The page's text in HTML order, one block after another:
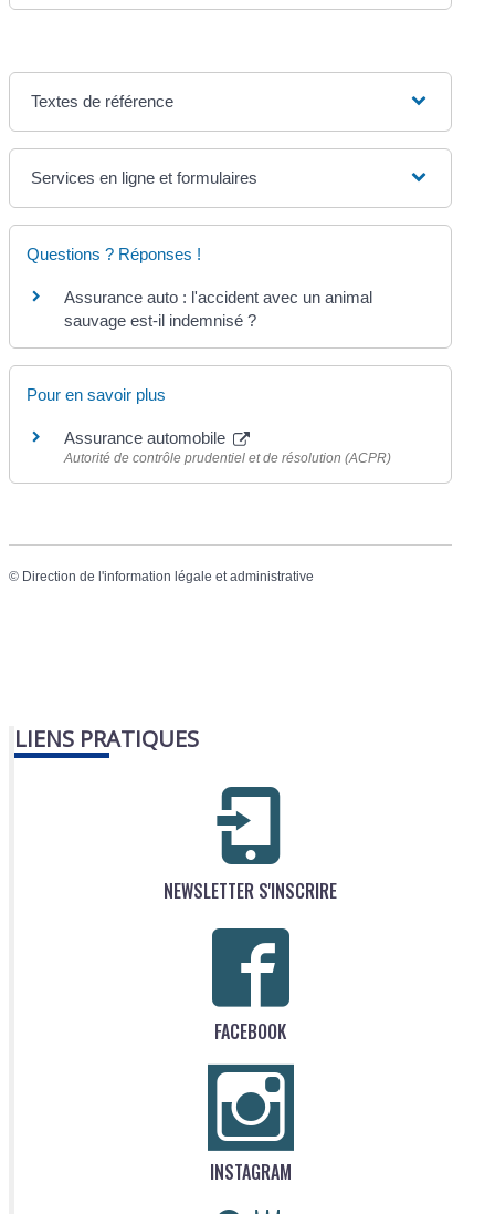
Textes de référence
Services en ligne et formulaires
Questions ? Réponses !
Assurance auto : l'accident avec un animal
sauvage est-il indemnisé ?
Pour en savoir plus
Assurance automobile
Autorité de contrôle prudentiel et de résolution (ACPR)
© Direction de l'information légale et administrative
LIENS PRATIQUES
NEWSLETTER S'INSCRIRE
FACEBOOK
INSTAGRAM